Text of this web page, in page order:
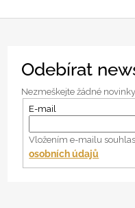
Odebírat
Nezmeškejte žádné
E-mail
Vložením e-mailu
osobních údajů